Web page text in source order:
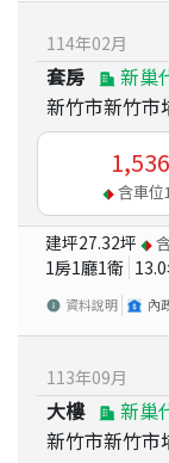
114年02月
套房
新巢
新竹市新竹市
1,536
含車位
建坪27.32坪
1房1廳1衛 13.0
資料說明 內
113年09月
大樓
新巢
新竹市新竹市